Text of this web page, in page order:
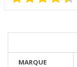
MARQUE